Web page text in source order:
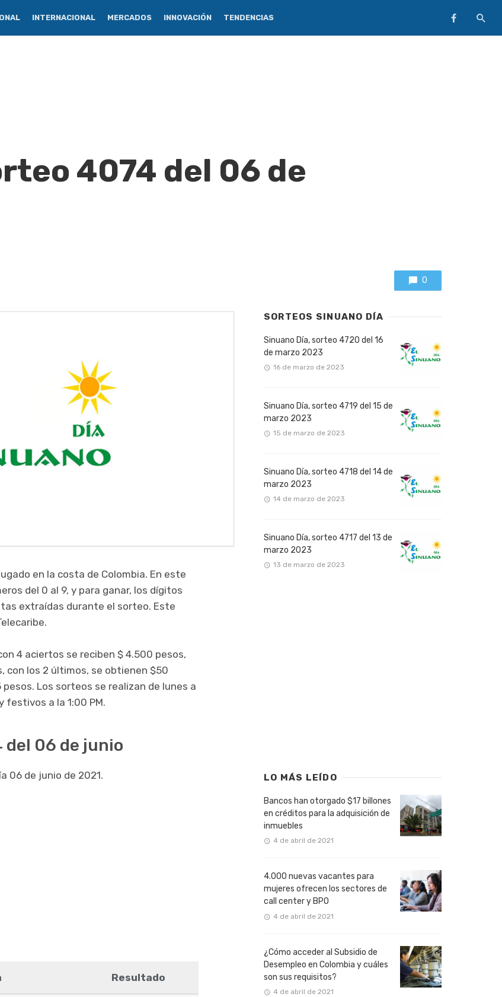
INTERNACIONAL MERCADOS INNOVACIÓN TENDENCIAS
4074 del 06 de
0
en la costa de Colombia. En este
del 0 al 9, y para ganar, los dígitos
extraídas durante el sorteo. Este
4 aciertos se reciben $ 4.500 pesos,
con los 2 últimos, se obtienen $50
Los sorteos se realizan de lunes a
festivos a la 1:00 PM.
del 06 de junio
06 de junio de 2021.
Resultado
SORTEOS SINUANO DÍA
Sinuano Día, sorteo 4720 del 16
de marzo 2023
16 de marzo de 2023
Sinuano Día, sorteo 4719 del 15 de
marzo 2023
15 de marzo de 2023
Sinuano Día, sorteo 4718 del 14 de
marzo 2023
14 de marzo de 2023
Sinuano Día, sorteo 4717 del 13 de
marzo 2023
13 de marzo de 2023
LO MÁS LEÍDO
Bancos han otorgado $17 billones
en créditos para la adquisición de
inmuebles
4 de abril de 2021
4.000 nuevas vacantes para
mujeres ofrecen los sectores de
call center y BPO
4 de abril de 2021
¿Cómo acceder al Subsidio de
Desempleo en Colombia y cuáles
son sus requisitos?
4 de abril de 2021